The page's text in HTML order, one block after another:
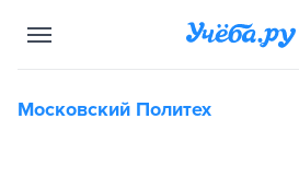
Московский Политех